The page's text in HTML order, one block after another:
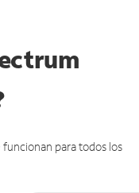
para todos los